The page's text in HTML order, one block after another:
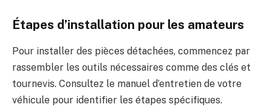
Étapes d’installation pour les amateurs
Pour installer des pièces détachées, commencez par
rassembler les outils nécessaires comme des clés et
tournevis. Consultez le manuel d’entretien de votre
véhicule pour identifier les étapes spécifiques.